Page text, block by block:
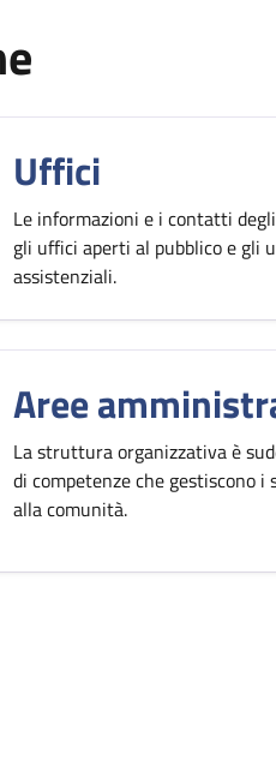
Uffici
Le informazioni e i contatti
gli uffici aperti al pubblico e gli
assistenziali.
Aree
La struttura organizzativa è
di competenze che gestiscono i
alla comunità.